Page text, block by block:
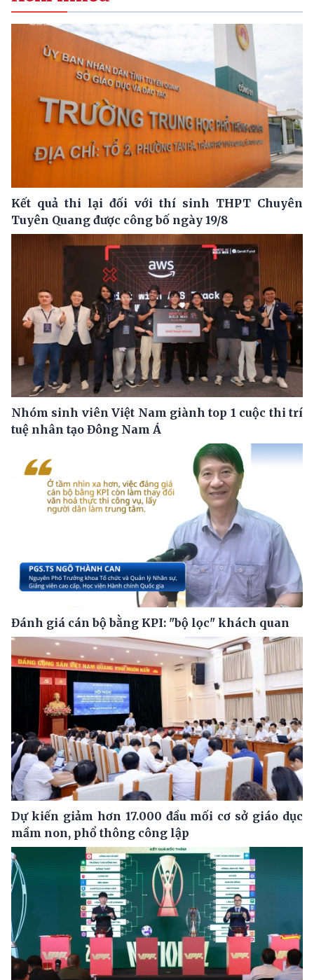
Kết quả thi lại đối với thí sinh THPT Chuyên
Tuyên Quang được công bố ngày 19/8
Nhóm sinh viên Việt Nam giành top 1 cuộc thi trí
tuệ nhân tạo Đông Nam Á
Đánh giá cán bộ bằng KPI: "bộ lọc" khách quan
Dự kiến giảm hơn 17.000 đầu mối cơ sở giáo dục
mầm non, phổ thông công lập